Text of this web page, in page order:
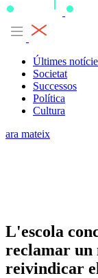
Últimes
Societat
Successos
Política
Cultura
ara mateix
L'escola
reclamar un
reivindicar